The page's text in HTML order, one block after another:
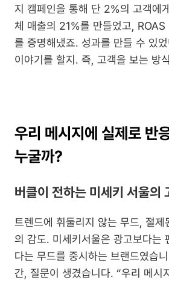
지 캠페인을 통해 단 2%의 고객에
체 매출의 21%를 만들었고,
를 증명해냈죠. 성과를 만들 수 있
이야기를 할지. 즉, 고객을 보는 방
우리 메시지에 실제로 반
누굴까?
버클이 전하는 미세키 서울의
트렌드에 휘둘리지 않는 무드, 절제
의 감도. 미세키서울은 광고보다는
다는 무드를 중시하는 브랜드였습
간, 질문이 생겼습니다. “우리 메시